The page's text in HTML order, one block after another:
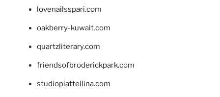
lovenailsspari.com
oakberry-kuwait.com
quartzliterary.com
friendsofbroderickpark.com
studiopiattellina.com